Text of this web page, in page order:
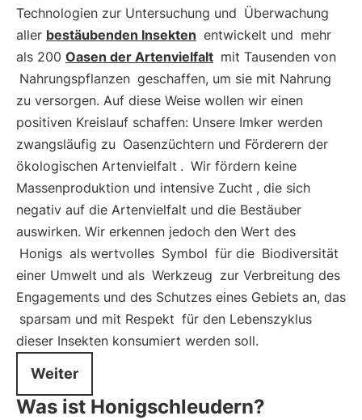
Technologien zur Untersuchung und Überwachung
aller bestäubenden Insekten entwickelt und mehr
als 200 Oasen der Artenvielfalt mit Tausenden von
Nahrungspflanzen geschaffen, um sie mit Nahrung
zu versorgen. Auf diese Weise wollen wir einen
positiven Kreislauf schaffen: Unsere Imker werden
zwangsläufig zu Oasenzüchtern und Förderern der
ökologischen Artenvielfalt . Wir fördern keine
Massenproduktion und intensive Zucht , die sich
negativ auf die Artenvielfalt und die Bestäuber
auswirken. Wir erkennen jedoch den Wert des
Honigs als wertvolles Symbol für die Biodiversität
einer Umwelt und als Werkzeug zur Verbreitung des
Engagements und des Schutzes eines Gebiets an, das
sparsam und mit Respekt für den Lebenszyklus
dieser Insekten konsumiert werden soll.
Weiter
Was ist Honigschleudern?